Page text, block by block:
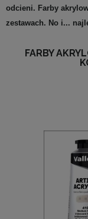
odcieni. Farby
zestawach. No i...
FARBY